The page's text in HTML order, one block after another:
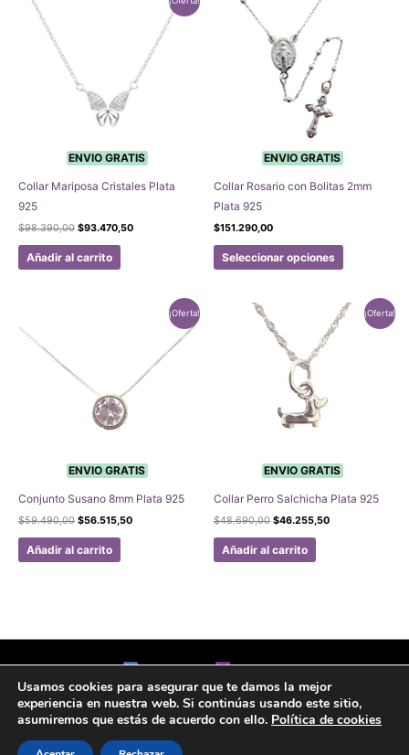
ENVIO GRATIS
Collar Mariposa Cristales Plata
925
$98.390,00 El
original
era:
$93.470,50El
Añadir al carrito
ENVIO GRATIS
Collar Rosario con Bolitas 2mm
Plata 925
$151.290,00
Seleccionar opciones
Este
producto
múltiples
variantes.
la
¡Oferta!
ENVIO GRATIS
Conjunto Susano 8mm Plata 925
$59.490,00 El
original
era:
$56.515,50El
Añadir al carrito
¡Oferta!
ENVIO GRATIS
Collar Perro Salchicha Plata 925
$48.690,00 El
original
era:
$46.255,50El
Añadir al carrito
Facebook Instagram
Aviso legal Politicas de Privacidad
Politica de Cookies
Formulario de arrepentimiento
Copyright © 2020 Joyas Gabena
Usamos cookies para asegurar que te damos la mejor
experiencia en nuestra web. Si continúas usando este sitio,
asumiremos que estás de acuerdo con ello. Política de cookies